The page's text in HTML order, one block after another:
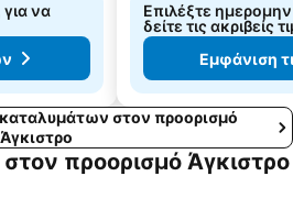
να
Επιλέξτε
δείτε τις ακριβείς
Εμφάνιση
στον προορισμό
Άγκιστρο
προορισμό Άγκιστρο